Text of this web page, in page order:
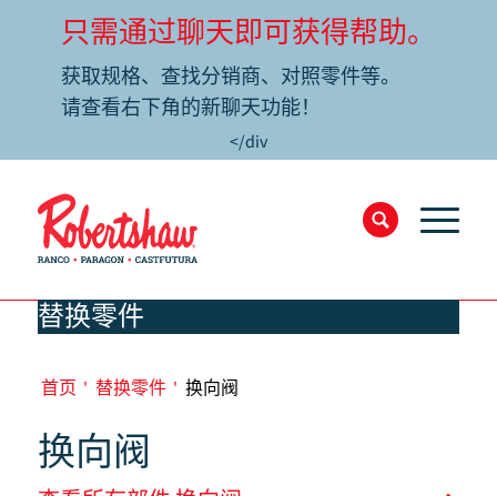
只需通过聊天即可获得帮助。
获取规格、查找分销商、对照零件等。
请查看右下角的新聊天功能！
</div
替换零件
首页 ' 替换零件 ' 换向阀
换向阀